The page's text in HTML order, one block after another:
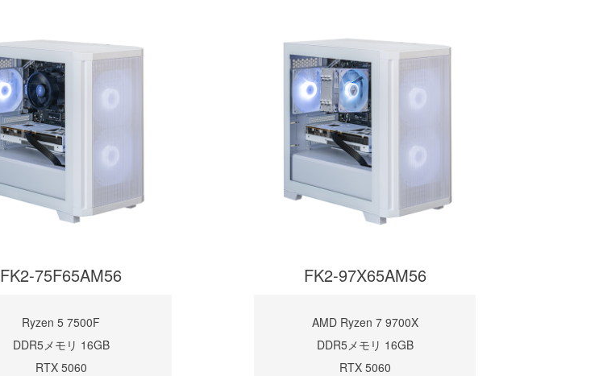
優れたモデル
FK2-75F65AM56
Ryzen 5 7500F
DDR5メモリ 16GB
RTX 5060
FK2-97X65AM56
AMD Ryzen 7 9700X
DDR5メモリ 16GB
RTX 5060